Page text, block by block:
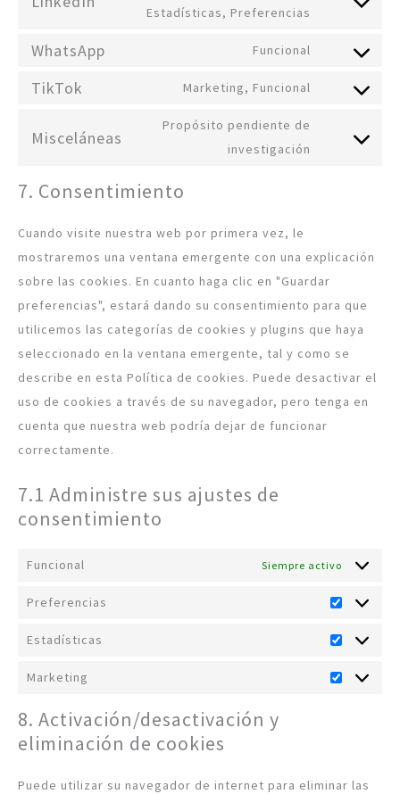
Estadísticas, Preferencias
WhatsApp Funcional
TikTok Marketing, Funcional
Misceláneas
Propósito pendiente de
investigación
7. Consentimiento
Cuando visite nuestra web por primera vez, le
mostraremos una ventana emergente con una explicación
sobre las cookies. En cuanto haga clic en "Guardar
preferencias", estará dando su consentimiento para que
utilicemos las categorías de cookies y plugins que haya
seleccionado en la ventana emergente, tal y como se
describe en esta Política de cookies. Puede desactivar el
uso de cookies a través de su navegador, pero tenga en
cuenta que nuestra web podría dejar de funcionar
correctamente.
7.1 Administre sus ajustes de
consentimiento
Funcional Siempre activo
Preferencias
Estadísticas
Marketing
8. Activación/desactivación y
eliminación de cookies
Puede utilizar su navegador de internet para eliminar las